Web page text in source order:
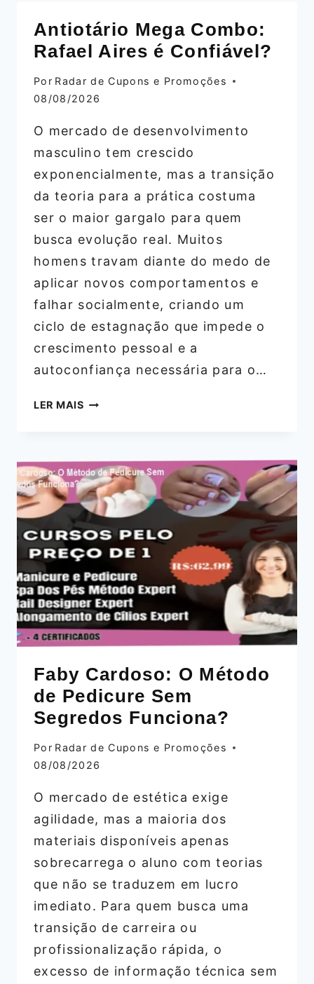
O
CRÉDITO
(+
ACESSO
FUNDOS)
Antiotário Mega Combo:
Rafael Aires é Confiável?
Por Radar de Cupons e Promoções
08/08/2026
O mercado de desenvolvimento
masculino tem crescido
exponencialmente, mas a transição
da teoria para a prática costuma
ser o maior gargalo para quem
busca evolução real. Muitos
homens travam diante do medo de
aplicar novos comportamentos e
falhar socialmente, criando um
ciclo de estagnação que impede o
crescimento pessoal e a
autoconfiança necessária para o…
LER MAISANTIOTÁRIO
AIRES
É
CONFIÁVEL?
Faby Cardoso: O Método
de Pedicure Sem
Segredos Funciona?
Por Radar de Cupons e Promoções
08/08/2026
O mercado de estética exige
agilidade, mas a maioria dos
materiais disponíveis apenas
sobrecarrega o aluno com teorias
que não se traduzem em lucro
imediato. Para quem busca uma
transição de carreira ou
profissionalização rápida, o
excesso de informação técnica sem